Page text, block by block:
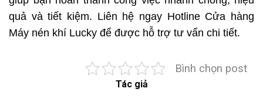
quả và tiết kiệm. Liên hệ ngay Hotline Cửa hàng
Máy nén khí Lucky để được hỗ trợ tư vấn chi tiết.
Bình chọn post
Tác giả